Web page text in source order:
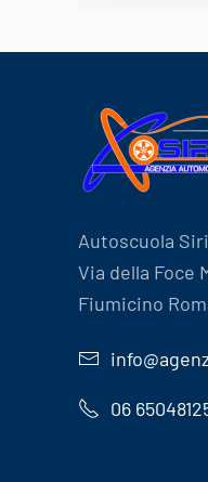
Autoscuola
Via della Foce
Fiumicino
06